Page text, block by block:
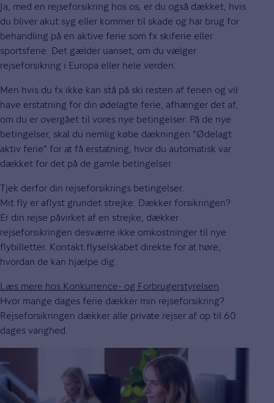
Ja, med en rejseforsikring hos os, er du også dækket, hvis
du bliver akut syg eller kommer til skade og har brug for
behandling på en aktive ferie som fx skiferie eller
sportsferie. Det gælder uanset, om du vælger
rejseforsikring i Europa eller hele verden.
Men hvis du fx ikke kan stå på ski resten af ferien og vil
have erstatning for din ødelagte ferie, afhænger det af,
om du er overgået til vores nye betingelser. På de nye
betingelser, skal du nemlig købe dækningen "Ødelagt
aktiv ferie" for at få erstatning, hvor du automatisk var
dækket for det på de gamle betingelser.
Tjek derfor din rejseforsikrings betingelser.
Mit fly er aflyst grundet strejke. Dækker forsikringen?
Er din rejse påvirket af en strejke, dækker
rejseforsikringen desværre ikke omkostninger til nye
flybilletter. Kontakt flyselskabet direkte for at høre,
hvordan de kan hjælpe dig.
Læs mere hos Konkurrence- og Forbrugerstyrelsen.
Hvor mange dages ferie dækker min rejseforsikring?
Rejseforsikringen dækker alle private rejser af op til 60
dages varighed.